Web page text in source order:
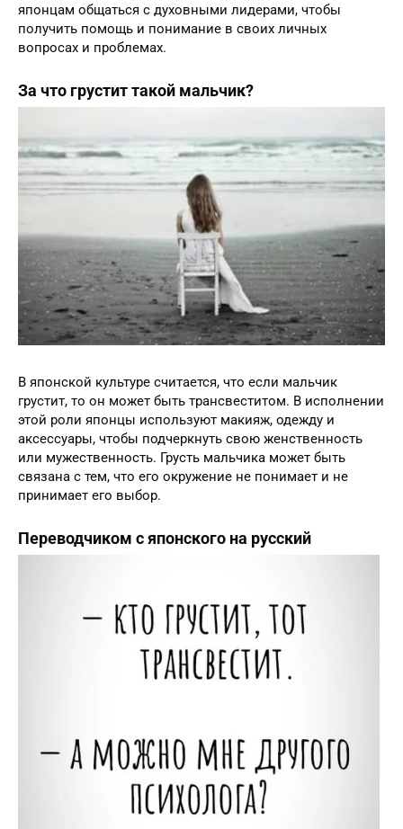
японцам общаться с духовными лидерами, чтобы
получить помощь и понимание в своих личных
вопросах и проблемах.
За что грустит такой мальчик?
В японской культуре считается, что если мальчик
грустит, то он может быть трансвеститом. В исполнении
этой роли японцы используют макияж, одежду и
аксессуары, чтобы подчеркнуть свою женственность
или мужественность. Грусть мальчика может быть
связана с тем, что его окружение не понимает и не
принимает его выбор.
Переводчиком с японского на русский